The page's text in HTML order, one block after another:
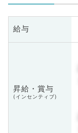
給与
昇給・賞与
(インセンティブ)